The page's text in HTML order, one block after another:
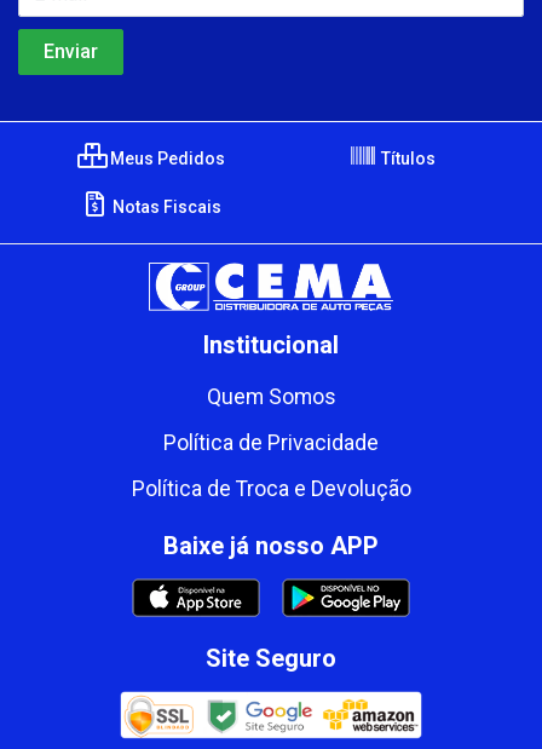
Meus Pedidos Títulos
Notas Fiscais
Institucional
Quem Somos
Política de Privacidade
Política de Troca e Devolução
Baixe já nosso APP
Site Seguro